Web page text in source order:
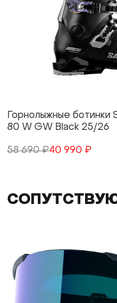
Горнолыжные ботинки
80 W GW Black 25/26
58 690 ₽40 990 ₽